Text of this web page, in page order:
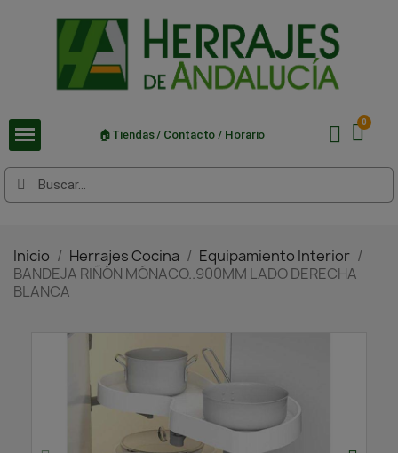
🏠Tiendas / Contacto / Horario
Inicio Herrajes Cocina
Equipamiento Interior
BANDEJA RIÑÓN MÓNACO..900MM LADO DERECHA
BLANCA